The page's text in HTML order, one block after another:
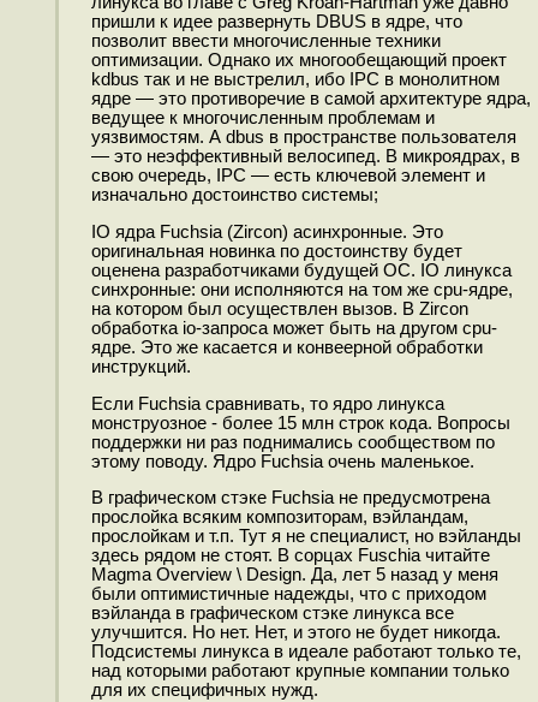
пришли к идее развернуть DBUS в ядре, что
позволит ввести многочисленные техники
оптимизации. Однако их многообещающий проект
kdbus так и не выстрелил, ибо IPC в монолитном
ядре — это противоречие в самой архитектуре ядра,
ведущее к многочисленным проблемам и
уязвимостям. А dbus в пространстве пользователя
— это неэффективный велосипед. В микроядрах, в
свою очередь, IPC — есть ключевой элемент и
изначально достоинство системы;
IO ядра Fuchsia (Zircon) асинхронные. Это
оригинальная новинка по достоинству будет
оценена разработчиками будущей ОС. IO линукса
синхронные: они исполняются на том же cpu-ядре,
на котором был осуществлен вызов. В Zircon
обработка io-запроса может быть на другом cpu-
ядре. Это же касается и конвеерной обработки
инструкций.
Если Fuchsia сравнивать, то ядро линукса
монструозное - более 15 млн строк кода. Вопросы
поддержки ни раз поднимались сообществом по
этому поводу. Ядро Fuchsia очень маленькое.
В графическом стэке Fuchsia не предусмотрена
прослойка всяким композиторам, вэйландам,
прослойкам и т.п. Тут я не специалист, но вэйланды
здесь рядом не стоят. В сорцах Fuschia читайте
Magma Overview \ Design. Да, лет 5 назад у меня
были оптимистичные надежды, что с приходом
вэйланда в графическом стэке линукса все
улучшится. Но нет. Нет, и этого не будет никогда.
Подсистемы линукса в идеале работают только те,
над которыми работают крупные компании только
для их специфичных нужд.